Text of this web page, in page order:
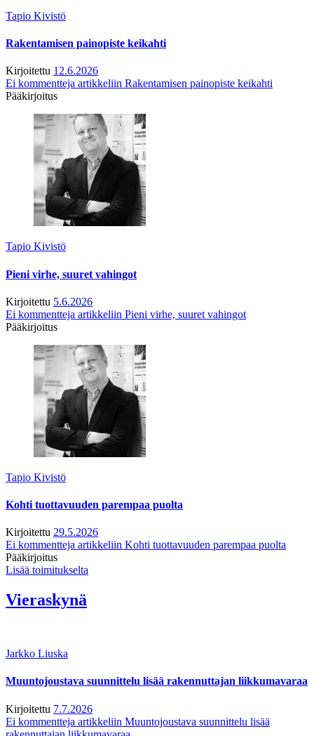
Tapio Kivistö
Rakentamisen painopiste keikahti
Kirjoitettu 12.6.2026
Ei kommentteja artikkeliin Rakentamisen painopiste keikahti
Pääkirjoitus
Tapio Kivistö
Pieni virhe, suuret vahingot
Kirjoitettu 5.6.2026
Ei kommentteja artikkeliin Pieni virhe, suuret vahingot
Pääkirjoitus
Tapio Kivistö
Kohti tuottavuuden parempaa puolta
Kirjoitettu 29.5.2026
Ei kommentteja artikkeliin Kohti tuottavuuden parempaa puolta
Pääkirjoitus
Lisää toimitukselta
Vieraskynä
Jarkko Liuska
Muuntojoustava suunnittelu lisää rakennuttajan liikkumavaraa
Kirjoitettu 7.7.2026
Ei kommentteja artikkeliin Muuntojoustava suunnittelu lisää